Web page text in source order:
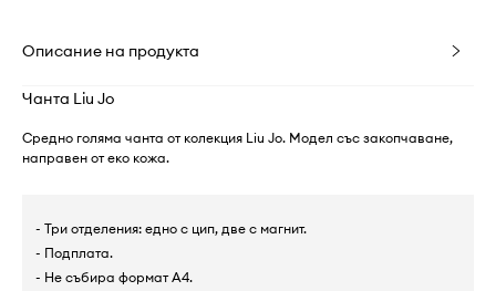
Описание на продукта
Чанта Liu Jo
Средно голяма чанта от колекция Liu Jo. Модел със закопчаване,
направен от еко кожа.
- Три отделения: едно с цип, две с магнит.
- Подплата.
- Не събира формат А4.